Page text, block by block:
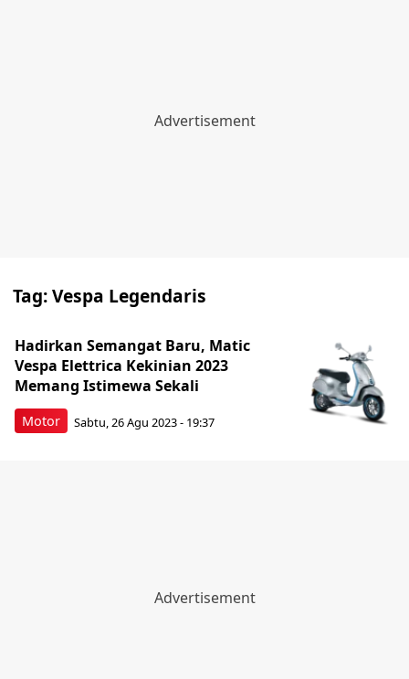
Tag:Vespa Legendaris
Motor
Hadirkan Semangat Baru, Matic
Vespa Elettrica Kekinian 2023
Memang Istimewa Sekali
Sabtu, 26 Agu 2023 - 19:37